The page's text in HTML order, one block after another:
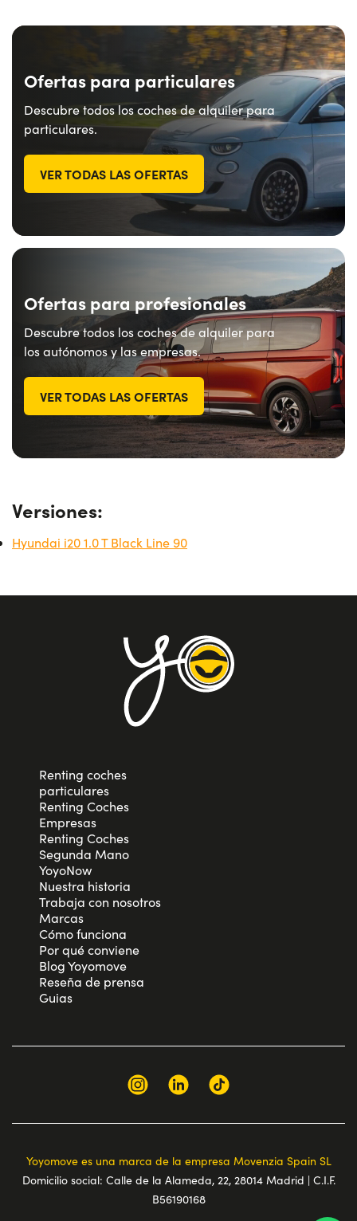
Ofertas para particulares
Descubre todos los coches de alquiler para
particulares.
VER TODAS LAS OFERTAS
Ofertas para profesionales
Descubre todos los coches de alquiler para
los autónomos y las empresas.
VER TODAS LAS OFERTAS
Versiones:
Hyundai i20 1.0 T Black Line 90
Renting coches
particulares
Renting Coches
Empresas
Renting Coches
Segunda Mano
YoyoNow
Nuestra historia
Trabaja con nosotros
Marcas
Cómo funciona
Por qué conviene
Blog Yoyomove
Reseña de prensa
Guias
Yoyomove es una marca de la empresa Movenzia Spain SL
Domicilio social: Calle de la Alameda, 22, 28014 Madrid | C.I.F.
B56190168